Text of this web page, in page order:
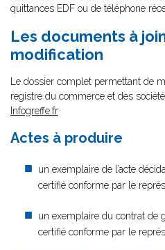
quittances EDF ou de téléphone
Les documents à
modification
Le dossier complet permettant de
registre du commerce et des
Infogreffe.fr
Actes à produire
un exemplaire de l’acte
certifié conforme par le
un exemplaire du contrat de
certifié conforme par le